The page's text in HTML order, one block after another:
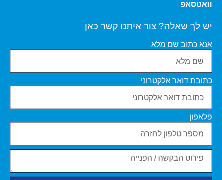
יש לך שאלה? צור איתנו קשר כאן
אנא כתוב שם מלא
כתובת דואר אלקטרוני
פלאפון